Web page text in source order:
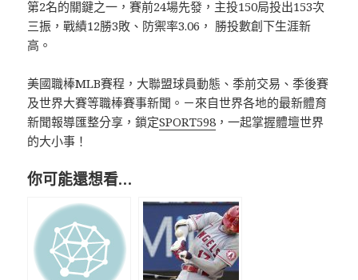
第2名的關鍵之一，賽前24場先發，主投150局投出153次
三振，戰績12勝3敗、防禦率3.06， 勝投數創下生涯新
高。
美國職棒MLB賽程，大聯盟球員動態、季前交易、季後賽
及世界大賽等職棒賽事新聞。－來自世界各地的最新體育
新聞報導匯整分享，鎖定SPORT598 ，一起掌握體壇世界
的大小事！
你可能還想看…